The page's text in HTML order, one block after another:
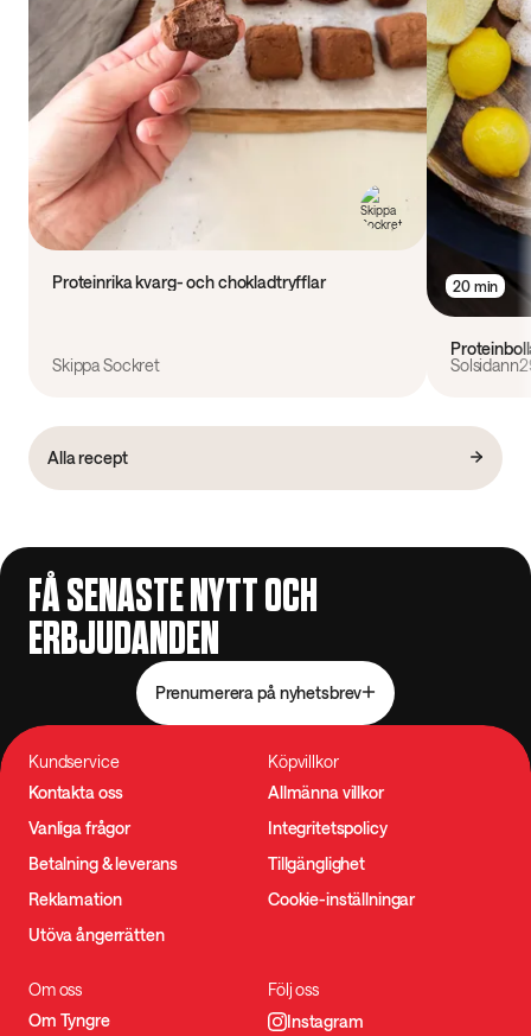
Proteinrika kvarg- och chokladtryfflar
Skippa Sockret
20 min
Alla recept
FÅ SENASTE NYTT OCH
ERBJUDANDEN
Prenumerera på nyhetsbrev
Kundservice
Kontakta oss
Vanliga frågor
Betalning & leverans
Reklamation
Utöva ångerrätten
Köpvillkor
Allmänna villkor
Integritetspolicy
Tillgänglighet
Cookie-inställningar
Om oss
Om Tyngre
Följ oss
Instagram